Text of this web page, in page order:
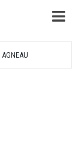
AGNEAU